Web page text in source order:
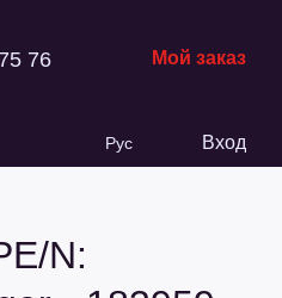
76 Мой заказ
Рус Вход
N: